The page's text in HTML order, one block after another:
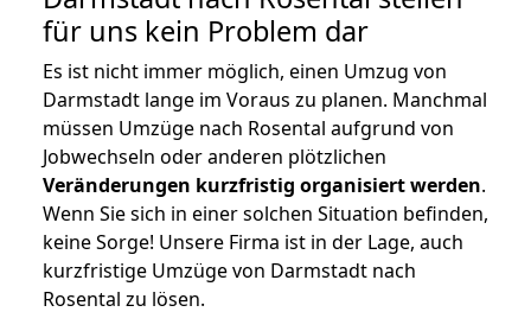
für uns kein Problem dar
Es ist nicht immer möglich, einen Umzug von
Darmstadt lange im Voraus zu planen. Manchmal
müssen Umzüge nach Rosental aufgrund von
Jobwechseln oder anderen plötzlichen
Veränderungen kurzfristig organisiert werden.
Wenn Sie sich in einer solchen Situation befinden,
keine Sorge! Unsere Firma ist in der Lage, auch
kurzfristige Umzüge von Darmstadt nach
Rosental zu lösen.